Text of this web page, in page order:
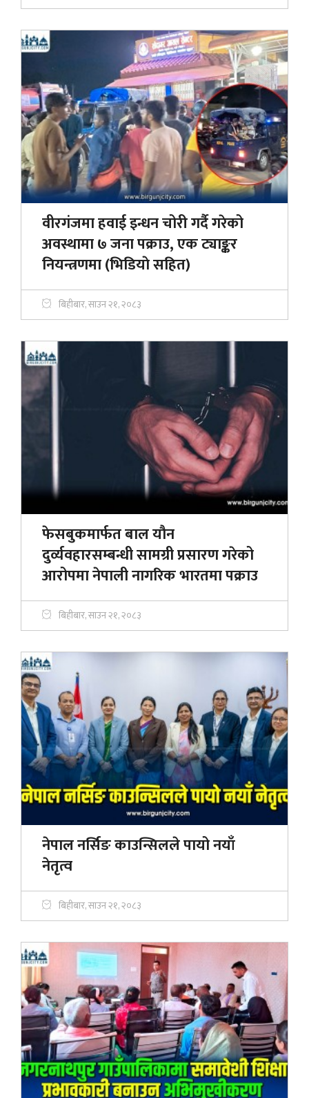
वीरगंजमा हवाई इन्धन चोरी गर्दै गरेको
अवस्थामा ७ जना पक्राउ, एक ट्याङ्कर
नियन्त्रणमा (भिडियाे सहित)
बिहीबार, साउन २१, २०८३
फेसबुकमार्फत बाल यौन
दुर्व्यवहारसम्बन्धी सामग्री प्रसारण गरेको
आरोपमा नेपाली नागरिक भारतमा पक्राउ
बिहीबार, साउन २१, २०८३
नेपाल नर्सिङ काउन्सिलले पायो नयाँ
नेतृत्व
बिहीबार, साउन २१, २०८३